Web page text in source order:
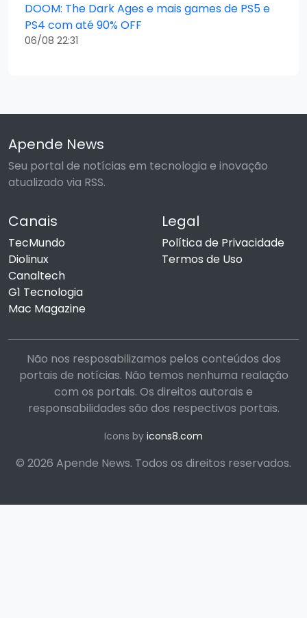
DOOM: The Dark Ages e mais games de PS5 e
PS4 com até 90% OFF
06/08 22:31
Apende News
Seu portal de notícias em tecnologia e inovação
atualizado via RSS.
Canais
TecMundo
Diolinux
Canaltech
G1 Tecnologia
Mac Magazine
Legal
Política de Privacidade
Termos de Uso
Não nos resposabilizamos pelos conteúdos dos
portais de notícias. Não temos nenhuma realação
com os portais. Os direitos autorais e
responsabilidades são dos respectivos portais.
Icons by icons8.com
© 2026 Apende News. Todos os direitos reservados.